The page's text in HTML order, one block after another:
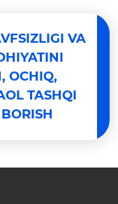
VA
OCHIQ,
TASHQI